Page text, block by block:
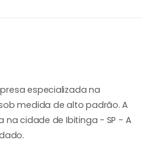
especializada na
medida de alto padrão. A
na cidade de Ibitinga - SP - A